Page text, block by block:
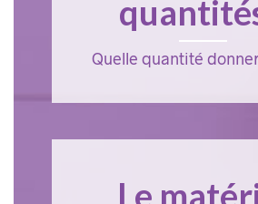
Quelle quantité
Le